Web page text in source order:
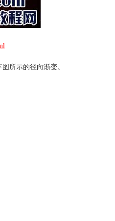
所示的径向渐变。